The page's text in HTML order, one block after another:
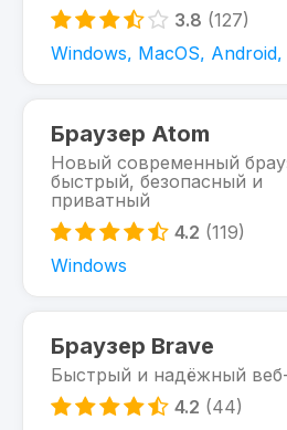
3.8 (127)
Windows, MacOS, Android,
Браузер Atom
Новый современный
быстрый, безопасный и
приватный
4.2 (119)
Windows
Браузер Brave
Быстрый и надёжный
4.2 (44)